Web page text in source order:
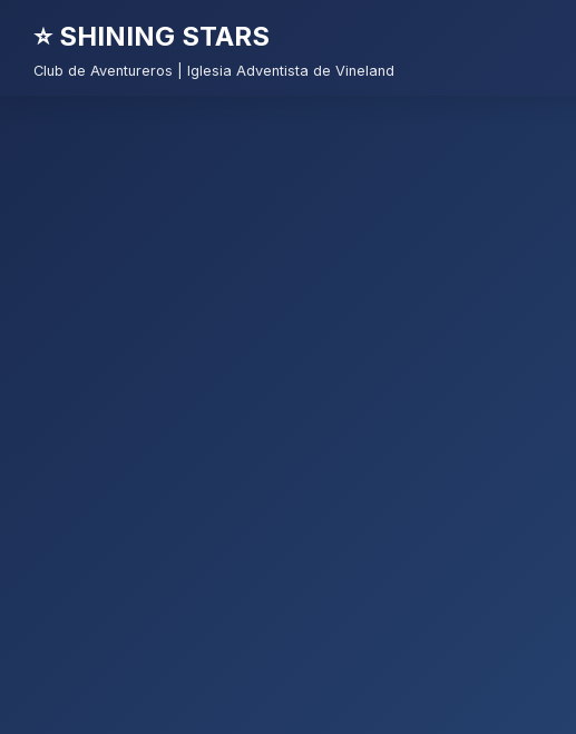
⭐ SHINING STARS
Club de Aventureros | Iglesia Adventista de Vineland